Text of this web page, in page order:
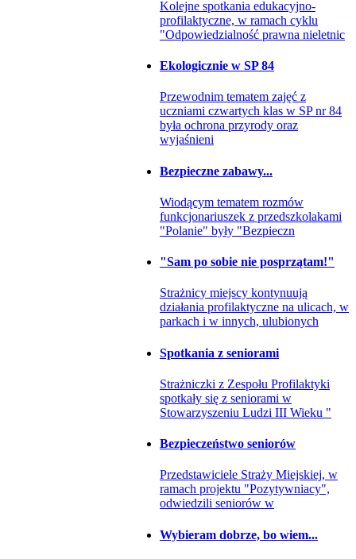
Kolejne spotkania edukacyjno-
profilaktyczne, w ramach cyklu
"Odpowiedzialność prawna nieletnic
Ekologicznie w SP 84
Przewodnim tematem zajęć z
uczniami czwartych klas w SP nr 84
była ochrona przyrody oraz
wyjaśnieni
Bezpieczne zabawy...
Wiodącym tematem rozmów
funkcjonariuszek z przedszkolakami
"Polanie" były "Bezpieczn
"Sam po sobie nie posprzątam!"
Strażnicy miejscy kontynuują
działania profilaktyczne na ulicach, w
parkach i w innych, ulubionych
Spotkania z seniorami
Strażniczki z Zespołu Profilaktyki
spotkały się z seniorami w
Stowarzyszeniu Ludzi III Wieku "
Bezpieczeństwo seniorów
Przedstawiciele Straży Miejskiej, w
ramach projektu "Pozytywniacy",
odwiedzili seniorów w
Wybieram dobrze, bo wiem...